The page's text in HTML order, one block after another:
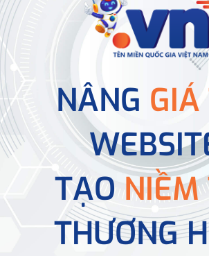
NÂNG GIÁ
TẠONIỀM
THƯƠNG